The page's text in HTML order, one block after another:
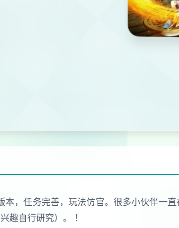
，任务完善，玩法仿官。很多小伙伴一
趣自行研究）。 ！